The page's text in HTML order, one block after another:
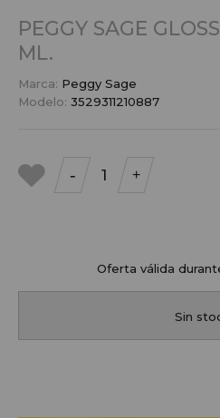
PEGGY SAGE
ML.
Marca: Peggy Sage
Modelo: 3529311210887
- +
Oferta válida
Sin